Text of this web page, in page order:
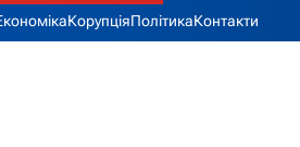
КорупціяПолітикаКонтакти